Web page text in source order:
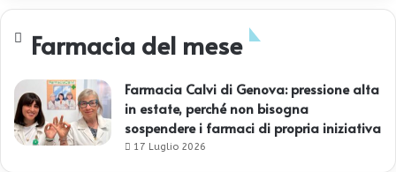
Farmacia del mese
Farmacia Calvi di Genova: pressione alta
in estate, perché non bisogna
sospendere i farmaci di propria iniziativa
17 Luglio 2026